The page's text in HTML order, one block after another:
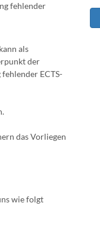
fehlender
als
der
ECTS-
das Vorliegen
wie folgt